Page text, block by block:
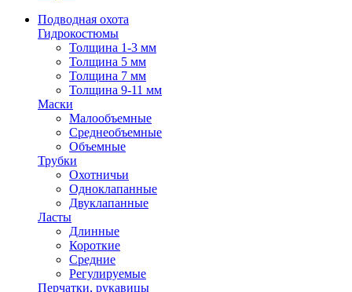
Подводная охота
Гидрокостюмы
Толщина 1-3 мм
Толщина 5 мм
Толщина 7 мм
Толщина 9-11 мм
Маски
Малообъемные
Среднеобъемные
Объемные
Трубки
Охотничьи
Одноклапанные
Двуклапанные
Ласты
Длинные
Короткие
Средние
Регулируемые
Перчатки, рукавицы